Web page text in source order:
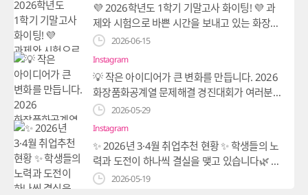
💜 2026학년도 1학기 기말고사 화이팅! 💜 과
제와 시험으로 바쁜 시간을 보내고 있는 화장품
화공계열 학우 여러분! 지금까지의 노력이 좋은
결과로 이어질 수 있도록 마지막까지 힘내시길
바랍니다. 🙌 모두 원하는 목표를 이루길 응원
합니다! 화장품화공계열 파이팅🔥 #영남이공
대학교 #화장품화공계열 #기말고사 #시험화
이팅 #대학생활
2026-06-15
Instagram
💡 작은 아이디어가 큰 변화를 만듭니다. 2026
화장품화공계열 문제해결 경진대회가 여러분
의 열정과 노력 덕분에 성공적으로 마무리되었
습니다. 고민을 솔루션으로, 아이디어를 가능성
으로 바꾸기 위해 도전한 모든 참가자 여러분께
박수를 보냅니다.👏 함께 고민하고 성장한 소중
한 시간이 앞으로의 미래를 더욱 빛내줄 것입니
다. 감사합니다.🌿
2026-05-29
Instagram
✨ 2026년 3·4월 취업추천 현황 ✨ 학생들의 노
력과 도전이 하나씩 결실을 맺고 있습니다🌿 다
양한 기업으로 취업추천이 진행되었습니다! 앞
2026-05-19